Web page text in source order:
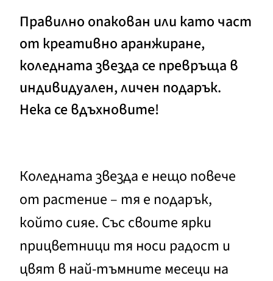
Правилно опакован или като част
от креативно аранжиране,
коледната звезда се превръща в
индивидуален, личен подарък.
Нека се вдъхновите!
Коледната звезда е нещо повече
от растение – тя е подарък,
който сияе. Със своите ярки
прицветници тя носи радост и
цвят в най-тъмните месеци на